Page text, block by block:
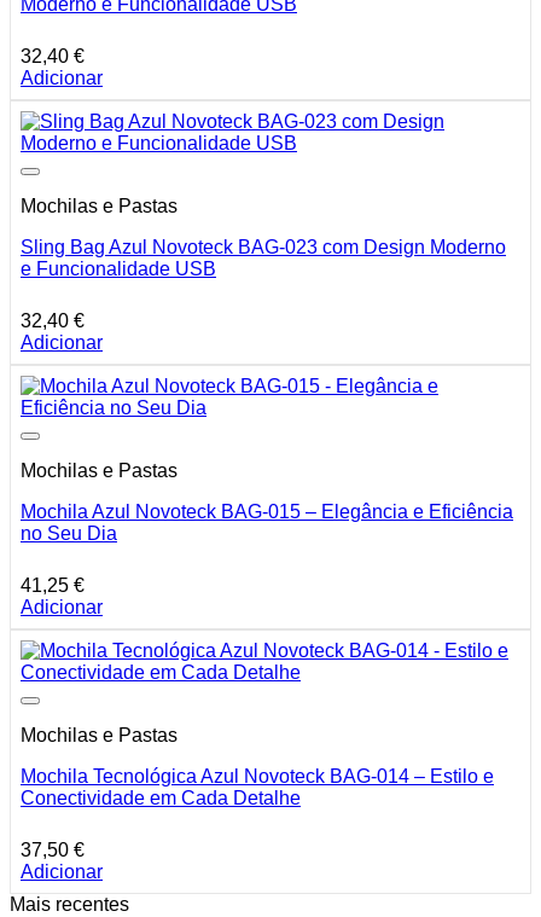
Moderno e Funcionalidade USB
32,40 €
Adicionar
Mochilas e Pastas
Sling Bag Azul Novoteck BAG-023 com Design Moderno
e Funcionalidade USB
32,40 €
Adicionar
Mochilas e Pastas
Mochila Azul Novoteck BAG-015 – Elegância e Eficiência
no Seu Dia
41,25 €
Adicionar
Mochilas e Pastas
Mochila Tecnológica Azul Novoteck BAG-014 – Estilo e
Conectividade em Cada Detalhe
37,50 €
Adicionar
Mais recentes